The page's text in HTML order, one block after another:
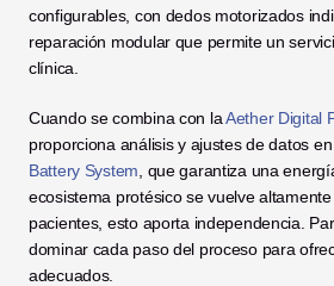
configurables, con dedos motorizados
reparación modular que permite un
clínica.
Cuando se combina con la Aether Digital
proporciona análisis y ajustes de datos
Battery System , que garantiza una
ecosistema protésico se vuelve
pacientes, esto aporta independencia.
dominar cada paso del proceso para
adecuados.